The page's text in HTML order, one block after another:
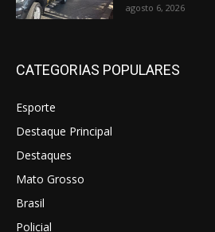
agosto 6, 2026
CATEGORIAS POPULARES
Esporte
Destaque Principal
Destaques
Mato Grosso
Brasil
Policial